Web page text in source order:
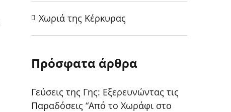
Χωριά της Κέρκυρας
Πρόσφατα άρθρα
Γεύσεις της Γης: Εξερευνώντας τις
Παραδόσεις “Από το Χωράφι στο